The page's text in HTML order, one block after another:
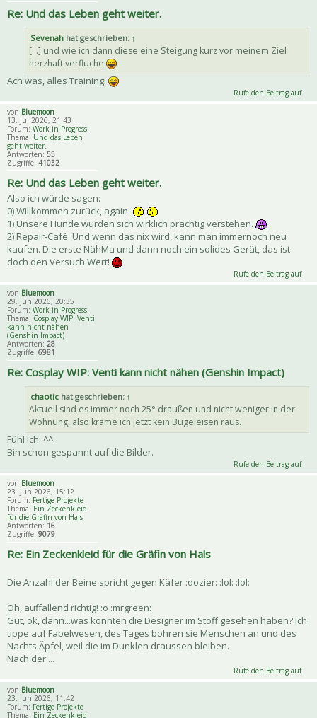
Re: Und das Leben geht weiter.
Sevenah hat geschrieben: ↑
[...] und wie ich dann diese eine Steigung kurz vor meinem Ziel
herzhaft verfluche
Ach was, alles Training!
Rufe den Beitrag auf
von Bluemoon
13. Jul 2026, 21:43
Forum: Work in Progress
Thema: Und das Leben
geht weiter.
Antworten: 55
Zugriffe: 41032
Re: Und das Leben geht weiter.
Also ich würde sagen:
0) Willkommen zurück, again.
1) Unsere Hunde würden sich wirklich prächtig verstehen.
2) Repair-Café. Und wenn das nix wird, kann man immernoch neu
kaufen. Die erste NähMa und dann noch ein solides Gerät, das ist
doch den Versuch Wert!
Rufe den Beitrag auf
von Bluemoon
29. Jun 2026, 20:35
Forum: Work in Progress
Thema: Cosplay WIP: Venti
kann nicht nähen
(Genshin Impact)
Antworten: 28
Zugriffe: 6981
Re: Cosplay WIP: Venti kann nicht nähen (Genshin Impact)
chaotic hat geschrieben: ↑
Aktuell sind es immer noch 25° draußen und nicht weniger in der
Wohnung, also krame ich jetzt kein Bügeleisen raus.
Fühl ich. ^^
Bin schon gespannt auf die Bilder.
Rufe den Beitrag auf
von Bluemoon
23. Jun 2026, 15:12
Forum: Fertige Projekte
Thema: Ein Zeckenkleid
für die Gräfin von Hals
Antworten: 16
Zugriffe: 9079
Re: Ein Zeckenkleid für die Gräfin von Hals
Die Anzahl der Beine spricht gegen Käfer :dozier: :lol: :lol:
Oh, auffallend richtig! :o :mrgreen:
Gut, ok, dann...was könnten die Designer im Stoff gesehen haben? Ich
tippe auf Fabelwesen, des Tages bohren sie Menschen an und des
Nachts Äpfel, weil die im Dunklen draussen bleiben.
Nach der ...
Rufe den Beitrag auf
von Bluemoon
23. Jun 2026, 11:42
Forum: Fertige Projekte
Thema: Ein Zeckenkleid